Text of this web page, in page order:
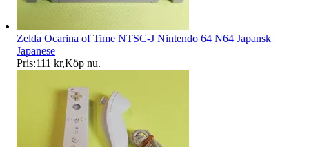
Zelda Ocarina of Time NTSC-J Nintendo 64 N64 Japansk
Japanese
Pris:111 kr,Köp nu.